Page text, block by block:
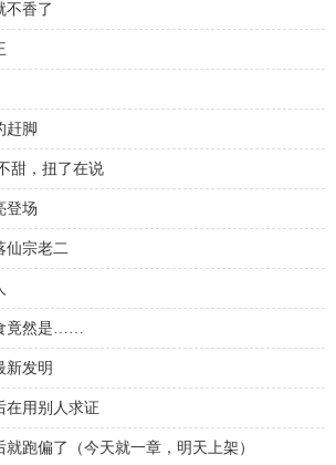
不香了
赶脚
甜，扭了在说
登场
仙宗老二
竟然是……
新发明
在用别人求证
跑偏了（今天就一章，明天上架）